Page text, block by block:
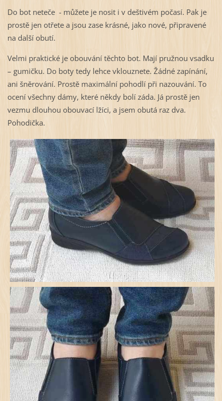
Do bot neteče - můžete je nosit i v deštivém počasí. Pak je
prostě jen otřete a jsou zase krásné, jako nové, připravené
na další obutí.
Velmi praktické je obouvání těchto bot. Mají pružnou vsadku
– gumičku. Do boty tedy lehce vklouznete. Žádné zapínání,
ani šněrování. Prostě maximální pohodlí při nazouvání. To
ocení všechny dámy, které někdy bolí záda. Já prostě jen
vezmu dlouhou obouvací lžíci, a jsem obutá raz dva.
Pohodička.